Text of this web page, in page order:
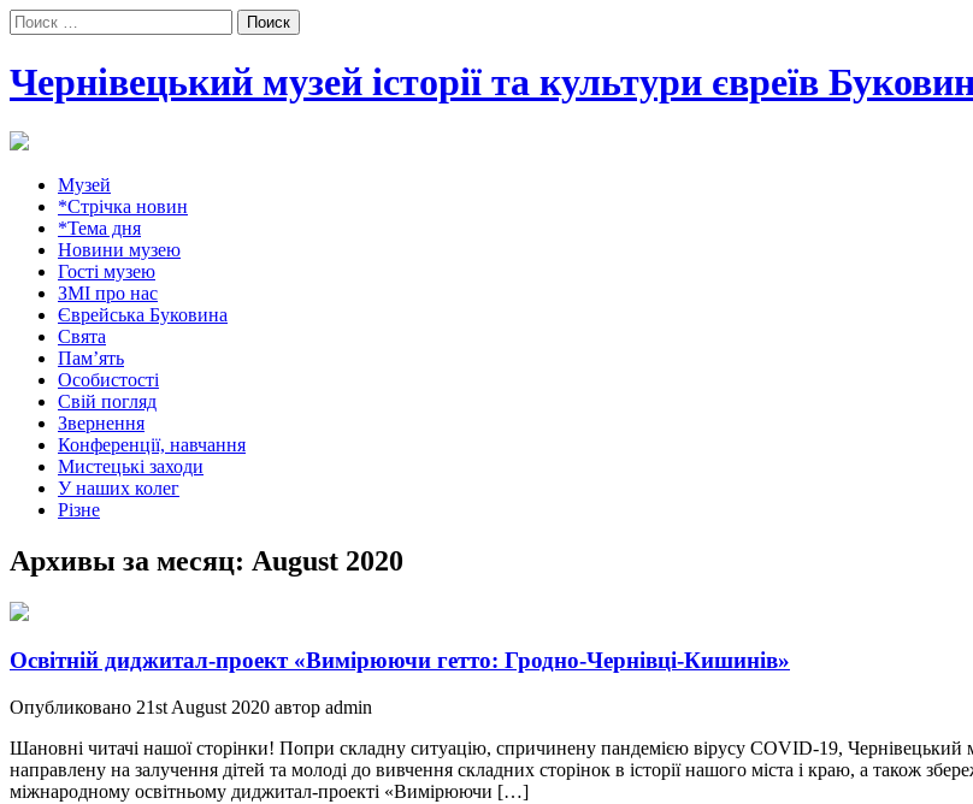
Поиск:
Чернівецький музей історії та культури євреїв
Музей
*Стрічка новин
*Тема дня
Новини музею
Гості музею
ЗМІ про нас
Єврейська Буковина
Свята
Пам’ять
Особистості
Свій погляд
Звернення
Конференції, навчання
Мистецькі заходи
У наших колег
Різне
Архивы за месяц: August 2020
Освітній диджитал-проект «Вимірюючи гетто: Гродно-Чернівці-Кишинів»
Опубликовано 21st August 2020 автор admin
Шановні читачі нашої сторінки! Попри складну ситуацію, спричинену пандемією віруcу COVID-19, Чернівецький
направлену на залучення дітей та молоді до вивчення складних сторінок в історії нашого міста і краю, а також
міжнародному освітньому диджитал-проекті «Вимірюючи […]